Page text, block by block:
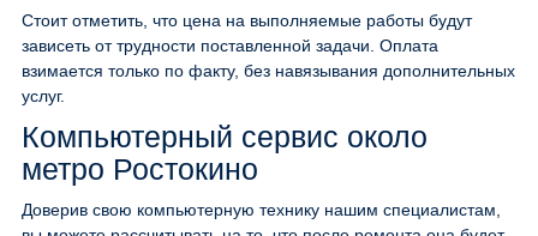
Стоит отметить, что цена на выполняемые работы будут
зависеть от трудности поставленной задачи. Оплата
взимается только по факту, без навязывания дополнительных
услуг.
Компьютерный сервис около
метро Ростокино
Доверив свою компьютерную технику нашим специалистам,